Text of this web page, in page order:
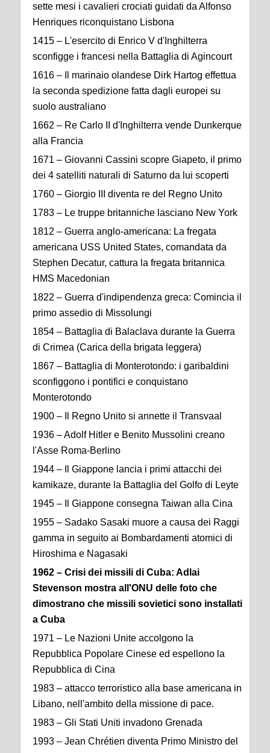
sette mesi i cavalieri crociati guidati da Alfonso
Henriques riconquistano Lisbona
1415 – L'esercito di Enrico V d'Inghilterra
sconfigge i francesi nella Battaglia di Agincourt
1616 – Il marinaio olandese Dirk Hartog effettua
la seconda spedizione fatta dagli europei su
suolo australiano
1662 – Re Carlo II d'Inghilterra vende Dunkerque
alla Francia
1671 – Giovanni Cassini scopre Giapeto, il primo
dei 4 satelliti naturali di Saturno da lui scoperti
1760 – Giorgio III diventa re del Regno Unito
1783 – Le truppe britanniche lasciano New York
1812 – Guerra anglo-americana: La fregata
americana USS United States, comandata da
Stephen Decatur, cattura la fregata britannica
HMS Macedonian
1822 – Guerra d'indipendenza greca: Comincia il
primo assedio di Missolungi
1854 – Battaglia di Balaclava durante la Guerra
di Crimea (Carica della brigata leggera)
1867 – Battaglia di Monterotondo: i garibaldini
sconfiggono i pontifici e conquistano
Monterotondo
1900 – Il Regno Unito si annette il Transvaal
1936 – Adolf Hitler e Benito Mussolini creano
l'Asse Roma-Berlino
1944 – Il Giappone lancia i primi attacchi dei
kamikaze, durante la Battaglia del Golfo di Leyte
1945 – Il Giappone consegna Taiwan alla Cina
1955 – Sadako Sasaki muore a causa dei Raggi
gamma in seguito ai Bombardamenti atomici di
Hiroshima e Nagasaki
1962 – Crisi dei missili di Cuba: Adlai
Stevenson mostra all'ONU delle foto che
dimostrano che missili sovietici sono installati
a Cuba
1971 – Le Nazioni Unite accolgono la
Repubblica Popolare Cinese ed espellono la
Repubblica di Cina
1983 – attacco terroristico alla base americana in
Libano, nell'ambito della missione di pace.
1983 – Gli Stati Uniti invadono Grenada
1993 – Jean Chrétien diventa Primo Ministro del